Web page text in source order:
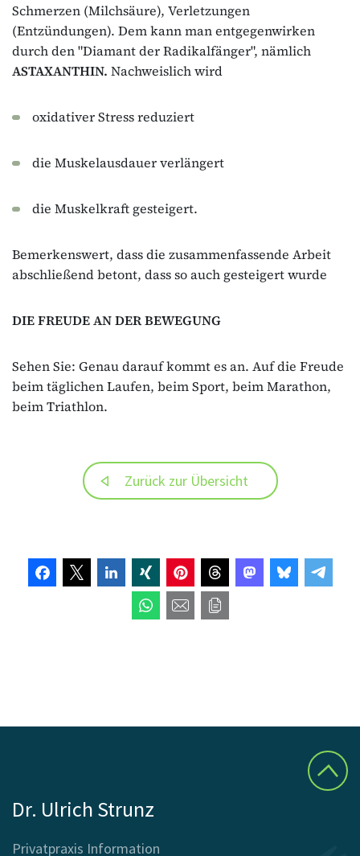
Schmerzen (Milchsäure), Verletzungen
(Entzündungen). Dem kann man entgegenwirken
durch den "Diamant der Radikalfänger", nämlich
ASTAXANTHIN. Nachweislich wird
oxidativer Stress reduziert
die Muskelausdauer verlängert
die Muskelkraft gesteigert.
Bemerkenswert, dass die zusammenfassende Arbeit
abschließend betont, dass so auch gesteigert wurde
DIE FREUDE AN DER BEWEGUNG
Sehen Sie: Genau darauf kommt es an. Auf die Freude
beim täglichen Laufen, beim Sport, beim Marathon,
beim Triathlon.
Zurück zur Übersicht
Dr. Ulrich Strunz
Privatpraxis Information